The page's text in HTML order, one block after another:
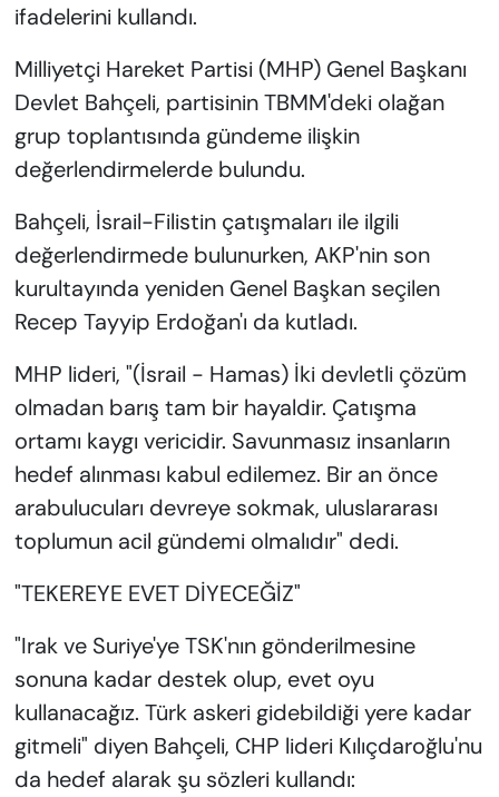
ifadelerini kullandı.
Milliyetçi Hareket Partisi (MHP) Genel Başkanı
Devlet Bahçeli, partisinin TBMM'deki olağan
grup toplantısında gündeme ilişkin
değerlendirmelerde bulundu.
Bahçeli, İsrail-Filistin çatışmaları ile ilgili
değerlendirmede bulunurken, AKP'nin son
kurultayında yeniden Genel Başkan seçilen
Recep Tayyip Erdoğan'ı da kutladı.
MHP lideri, "(İsrail - Hamas) İki devletli çözüm
olmadan barış tam bir hayaldir. Çatışma
ortamı kaygı vericidir. Savunmasız insanların
hedef alınması kabul edilemez. Bir an önce
arabulucuları devreye sokmak, uluslararası
toplumun acil gündemi olmalıdır" dedi.
"TEKEREYE EVET DİYECEĞİZ"
"Irak ve Suriye'ye TSK'nın gönderilmesine
sonuna kadar destek olup, evet oyu
kullanacağız. Türk askeri gidebildiği yere kadar
gitmeli" diyen Bahçeli, CHP lideri Kılıçdaroğlu'nu
da hedef alarak şu sözleri kullandı: